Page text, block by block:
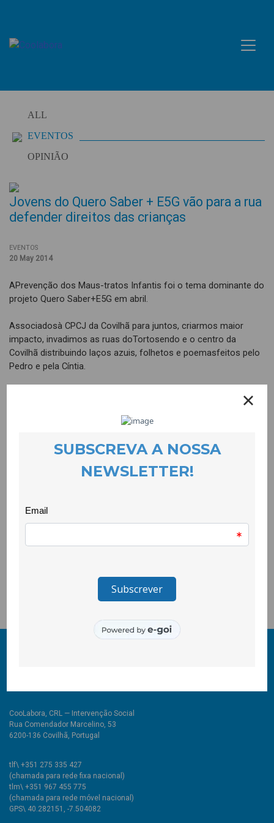
content
ALL
EVENTOS
OPINIÃO
Jovens do Quero Saber + E5G vão para a rua
defender direitos das crianças
EVENTOS
20 May 2014
APrevenção dos Maus-tratos Infantis foi o tema dominante do
projeto Quero Saber+E5G em abril.
Associadosà CPCJ da Covilhã para juntos, criarmos maior
impacto, invadimos as ruas doTortosendo e o centro da
Covilhã distribuindo laços azuis, folhetos e poemasfeitos pelo
Pedro e pela Cíntia.
Umadas campanhas de sensibilização decorreu mesmo dentro
de uma fábrica devestuário e, de posto de trabalho, em posto
de trabalho, abordámos as operárias.A própria gerente da
ànossa campanha.
Fizemostambém dois debates e lançámos do muro do espaço
Maso que mais nos orgulhou foram os poemas entregues a
dezenas de pessoas quepassavam pelas ruas ou que ficaram
CooLabora, CRL — Intervenção Social
Rua Comendador Marcelino, 53
6200-136 Covilhã, Portugal
tlf\ +351 275 335 427
(chamada para rede fixa nacional)
tlm\ +351 967 455 775
(chamada para rede móvel nacional)
GPS\ 40.282151, -7.504082